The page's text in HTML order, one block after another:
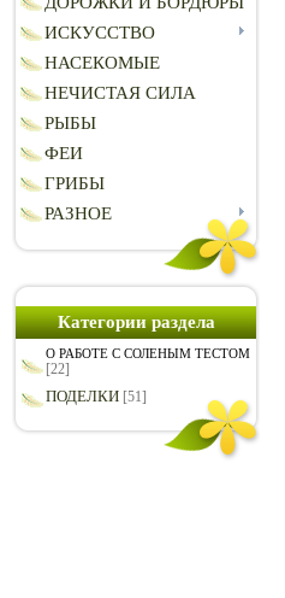
ИСКУССТВО
НАСЕКОМЫЕ
НЕЧИСТАЯ СИЛА
РЫБЫ
ФЕИ
ГРИБЫ
РАЗНОЕ
Категории раздела
О РАБОТЕ С СОЛЕНЫМ ТЕСТОМ
[22]
ПОДЕЛКИ [51]